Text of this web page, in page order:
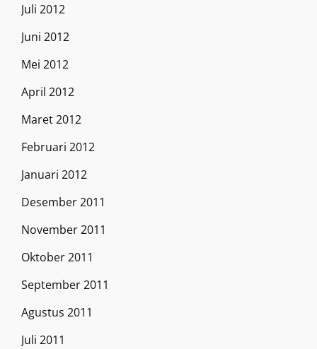
Juli 2012
Juni 2012
Mei 2012
April 2012
Maret 2012
Februari 2012
Januari 2012
Desember 2011
November 2011
Oktober 2011
September 2011
Agustus 2011
Juli 2011